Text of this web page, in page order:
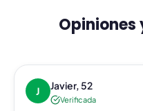
Opiniones
J Javier, 52
Verificada